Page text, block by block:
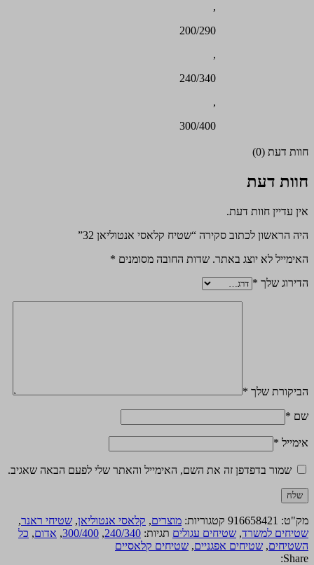
,
200/290
,
240/340
,
300/400
חוות דעת (0)
חוות דעת
אין עדיין חוות דעת.
היה הראשון לכתוב סקירה “שטיח קלאסי אנטוליאן 32”
האימייל לא יוצג באתר. שדות החובה מסומנים *
הדירוג שלך *
הביקורת שלך *
שם *
אימייל *
שמור בדפדפן זה את השם, האימייל והאתר שלי לפעם הבאה שאגיב.
מק"ט: 916658421 קטגוריות: מוצרים, קלאסי אנטוליאן, שטיחי ראנר,
שטיחים למשרד, שטיחים עגולים תגיות: 240/340
,
300/400
, אדום, כל
השטיחים, שטיחים אפגניים, שטיחים קלאסיים
Share: